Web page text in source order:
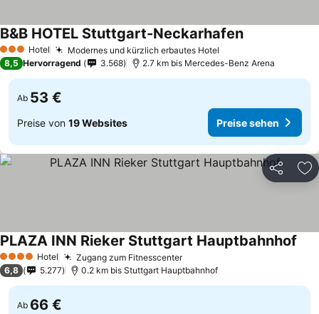
3 SterneHotel Modernes und kürzlich erbautes Hotel
B&B HOTEL Stuttgart-NeckarhafenPreise sehen
8,5 Hervorragend 3.568 2.7 km bis Mercedes-Benz Arena
Ab 53 €
Preise von 19 Websites Preise sehen
Teilen
4 Sterne Hotel Zugang zum FitnesscenterPreise sehen
PLAZA INN Rieker Stuttgart Hauptbahnhof
6,8 5.277 0.2 km bis Stuttgart Hauptbahnhof
Ab 66 €